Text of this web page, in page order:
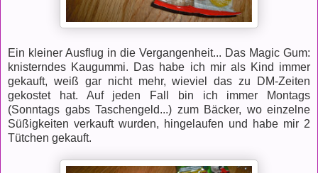
Ein kleiner Ausflug in die Vergangenheit... Das Magic Gum:
knisterndes Kaugummi. Das habe ich mir als Kind immer
gekauft, weiß gar nicht mehr, wieviel das zu DM-Zeiten
gekostet hat. Auf jeden Fall bin ich immer Montags
(Sonntags gabs Taschengeld...) zum Bäcker, wo einzelne
Süßigkeiten verkauft wurden, hingelaufen und habe mir 2
Tütchen gekauft.